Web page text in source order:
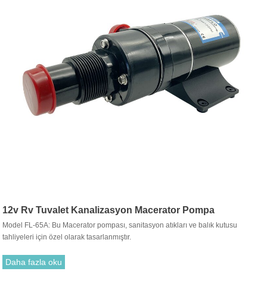
12v Rv Tuvalet Kanalizasyon Macerator Pompa
Model FL-65A: Bu Macerator pompası, sanitasyon atıkları ve balık kutusu
tahliyeleri için özel olarak tasarlanmıştır.
Daha fazla oku